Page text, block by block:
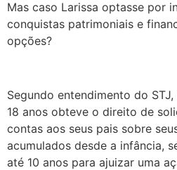
Mas caso Larissa optasse por
conquistas patrimoniais e
opções?
Segundo entendimento do
18 anos obteve o direito de
contas aos seus pais sobre
acumulados desde a infância,
até 10 anos para ajuizar uma